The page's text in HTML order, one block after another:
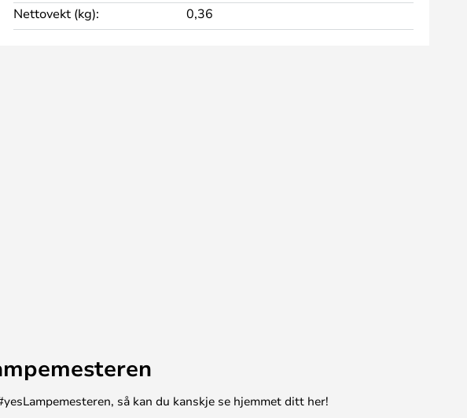
Nettovekt (kg):
0,36
så kan du kanskje se hjemmet ditt her!